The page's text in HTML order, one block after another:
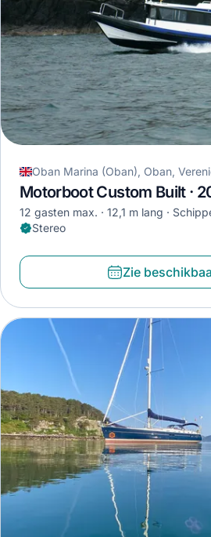
Oban Marina (Oban), Oban,
Motorboot Custom Built ·
12 gasten max. 12,1 m lang
Stereo
Zie